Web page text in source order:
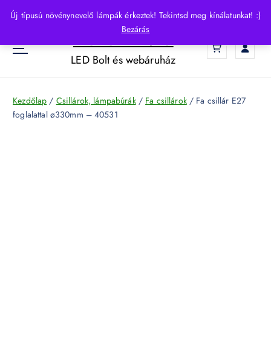
Új típusú növénynevelő lámpák érkeztek! Tekintsd meg kínálatunkat! :)
Bezárás
p
o
HelloLED.hu
LED Bolt és webáruház
Kezdőlap / Csillárok, lámpabúrák/ Fa csillárok/ Fa csillár E27
foglalattal ø330mm – 40531